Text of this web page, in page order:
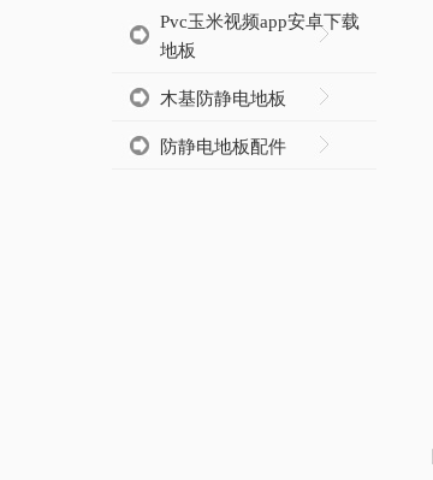
Pvc玉米视频app安卓下载
地板
木基防静电地板
防静电地板配件